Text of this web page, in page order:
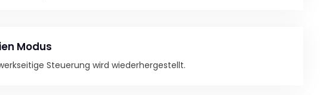
Modus
Steuerung wird wiederhergestellt.